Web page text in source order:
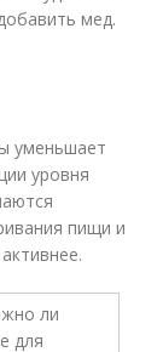
мед.
уменьшает
уровня
пищи и